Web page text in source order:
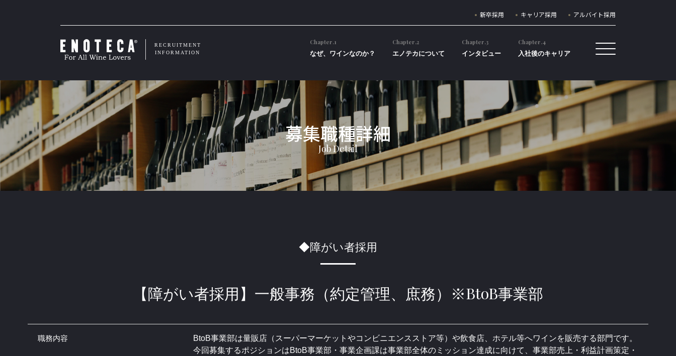
新卒採用 キャリア採用 アルバイト採用
RECRUITMENT
INFORMATION
Chapter.1
なぜ、ワインなのか？
Chapter.2
エノテカについて
Chapter.3
インタビュー
Chapter.4
入社後のキャリア
◆障がい者採用
【障がい者採用】一般事務（約定管理、庶務）※BtoB事業部
職務内容
BtoB事業部は量販店（スーパーマーケットやコンビニエンスストア等）や飲食店、ホテル等へワインを販売する部門です。
今回募集するポジションはBtoB事業部・事業企画課は事業部全体のミッション達成に向けて、事業部売上・利益計画策定・